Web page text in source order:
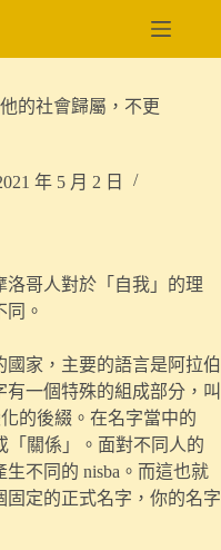
的社會歸屬，不更
年 5 月 2 日
哥人對於「自我」的理
。
家，主要的語言是阿拉伯
一個特殊的組成部分，叫
的後綴。在名字當中的
「關係」。面對不同人的
不同的 nisba。而這也就
定的正式名字，你的名字